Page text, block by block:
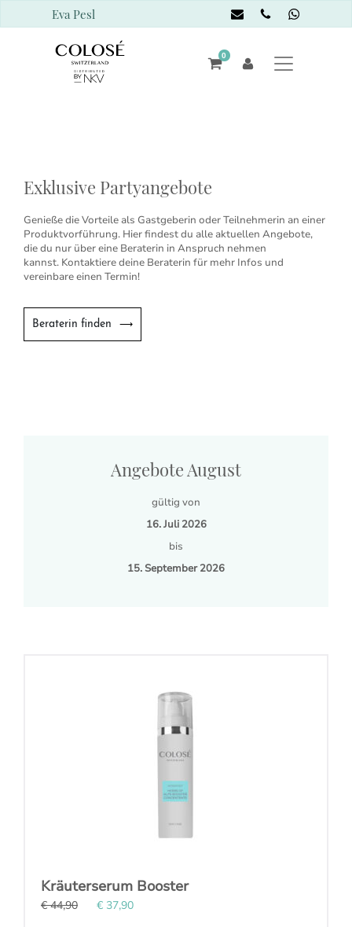
Eva Pesl
0
Exklusive Partyangebote
Genieße die Vorteile als Gastgeberin oder Teilnehmerin an einer
Produktvorführung. Hier findest du alle aktuellen Angebote,
die du nur über eine Beraterin in Anspruch nehmen
kannst. Kontaktiere deine Beraterin für mehr Infos und
vereinbare einen Termin!
Beraterin finden
Angebote August
gültig von
16. Juli 2026
bis
15. September 2026
Kräuterserum Booster
€ 44,90 € 37,90